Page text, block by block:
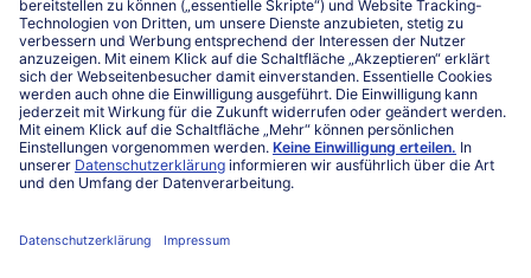
Kontakt
FAQ
Service
Unternehmen